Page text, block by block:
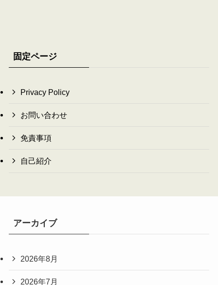
固定ページ
Privacy Policy
お問い合わせ
免責事項
自己紹介
アーカイブ
2026年8月
2026年7月